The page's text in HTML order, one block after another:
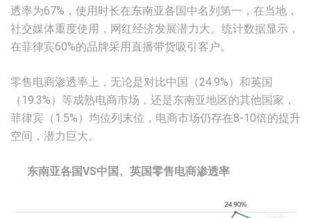
透率为67%，使用时长在东南亚各国中名列第一，在当地，
社交媒体重度使用，网红经济发展潜力大。统计数据显示，
在菲律宾60%的品牌采用直播带货吸引客户。
零售电商渗透率上，无论是对比中国（24.9%）和英国
（19.3%）等成熟电商市场，还是东南亚地区的其他国家，
菲律宾（1.5%）均位列末位，电商市场仍存在8-10倍的提升
空间，潜力巨大。
东南亚各国VS中国、英国零售电商渗透率